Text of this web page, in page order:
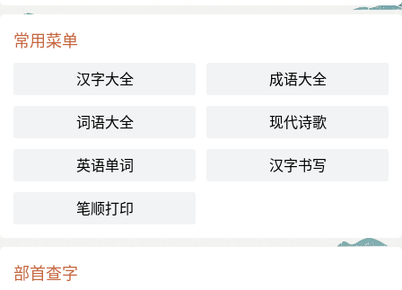
常用菜单
汉字大全 成语大全
词语大全 现代诗歌
英语单词 汉字书写
笔顺打印
部首查字